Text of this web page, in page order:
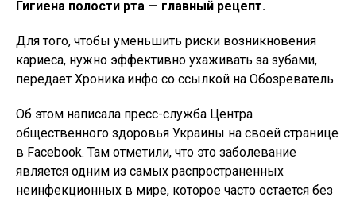
Гигиена полости рта — главный рецепт.
Для того, чтобы уменьшить риски возникновения
кариеса, нужно эффективно ухаживать за зубами,
передает Хроника.инфо со ссылкой на Обозреватель.
Об этом написала пресс-служба Центра
общественного здоровья Украины на своей странице
в Facebook. Там отметили, что это заболевание
является одним из самых распространенных
неинфекционных в мире, которое часто остается без